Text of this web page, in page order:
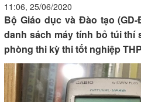
11:06, 25/06/2020
Bộ Giáo dục và Đào tạo
danh sách máy tính bỏ túi
phòng thi kỳ thi tốt nghiệp